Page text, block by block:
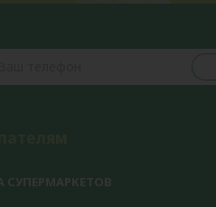
СУПЕРМАРКЕТОВ